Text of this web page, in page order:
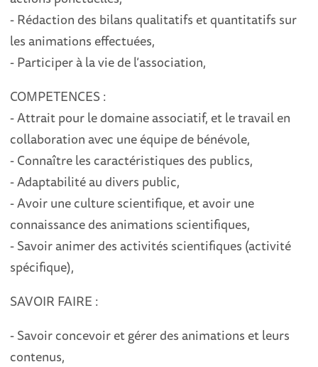
- Rédaction des bilans qualitatifs et quantitatifs sur
les animations effectuées,
- Participer à la vie de l’association,
COMPETENCES :
- Attrait pour le domaine associatif, et le travail en
collaboration avec une équipe de bénévole,
- Connaître les caractéristiques des publics,
- Adaptabilité au divers public,
- Avoir une culture scientifique, et avoir une
connaissance des animations scientifiques,
- Savoir animer des activités scientifiques (activité
spécifique),
SAVOIR FAIRE :
- Savoir concevoir et gérer des animations et leurs
contenus,